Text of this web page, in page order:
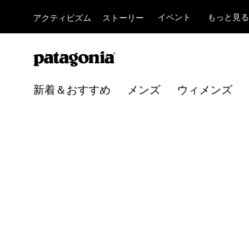
アクティビズム ストーリー イベント もっと見る
新着＆おすすめ メンズ ウィメンズ